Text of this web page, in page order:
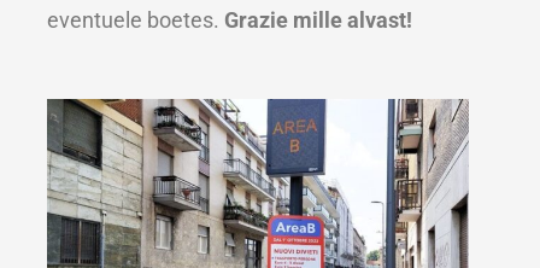
eventuele boetes. Grazie mille alvast!